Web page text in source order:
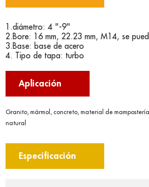
1.diámetro: 4 "-9"
2.Bore: 16 mm, 22.23 mm, M14, se
3.Base: base de acero
4. Tipo de tapa: turbo
Aplicación
Granito, mármol, concreto, material de mampostería
natural
Especificación